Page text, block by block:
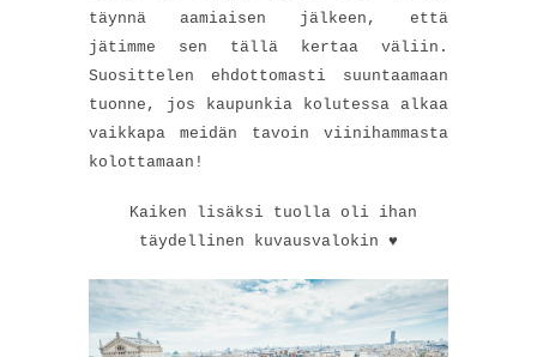
täynnä aamiaisen jälkeen, että
jätimme sen tällä kertaa väliin.
Suosittelen ehdottomasti suuntaamaan
tuonne, jos kaupunkia kolutessa alkaa
vaikkapa meidän tavoin viinihammasta
kolottamaan!
Kaiken lisäksi tuolla oli ihan
täydellinen kuvausvalokin ♥